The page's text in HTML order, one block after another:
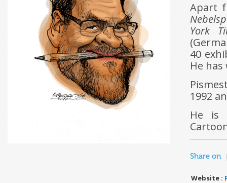
Apart
York
40
He
1992
He is
Share on
Website :